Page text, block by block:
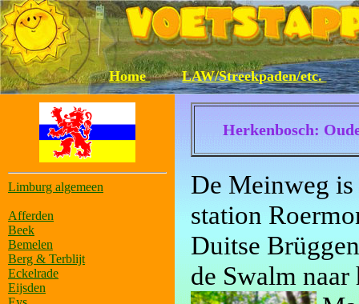
Home LAW/Streekpaden/etc.
Limburg algemeen
Afferden
Beek
Bemelen
Berg & Terblijt
Eckelrade
Eijsden
Herkenbosch:
De Meinweg is
station
Duitse
de Swalm